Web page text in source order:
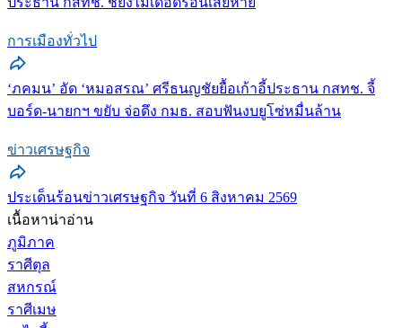
การเมืองทั่วไป
‘ภคมน’ อัด ‘หมอสรณ’ ศรีธนญชัยยื้อเก้าอี้ประธาน กสทช. จี้
บอร์ด-นายกฯ ขยับ จ่อดึง กมธ. สอบฟันงบยูโซ่หมื่นล้าน
ข่าวเศรษฐกิจ
ประเด็นร้อนข่าวเศรษฐกิจ วันที่ 6 สิงหาคม 2569
เนื้อหาน่าอ่าน
ภูมิภาค
ราศีตุล
สหกรณ์
ราศีเมษ